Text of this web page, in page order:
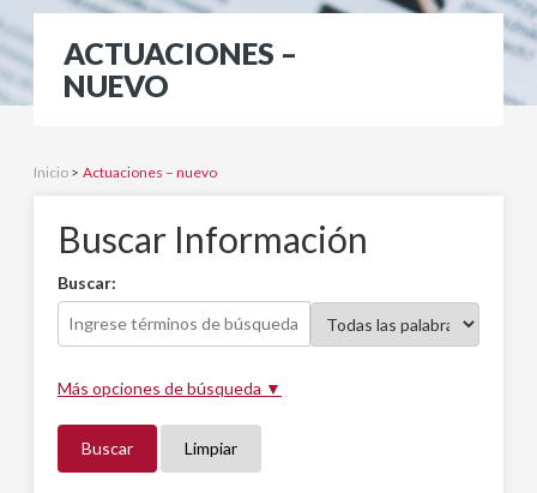
ACTUACIONES –
NUEVO
Inicio > Actuaciones – nuevo
Buscar Información
Buscar:
Más opciones de búsqueda ▼
Buscar Limpiar